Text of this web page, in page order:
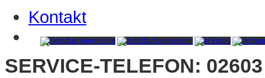
Kontakt
SERVICE-TELEFON: